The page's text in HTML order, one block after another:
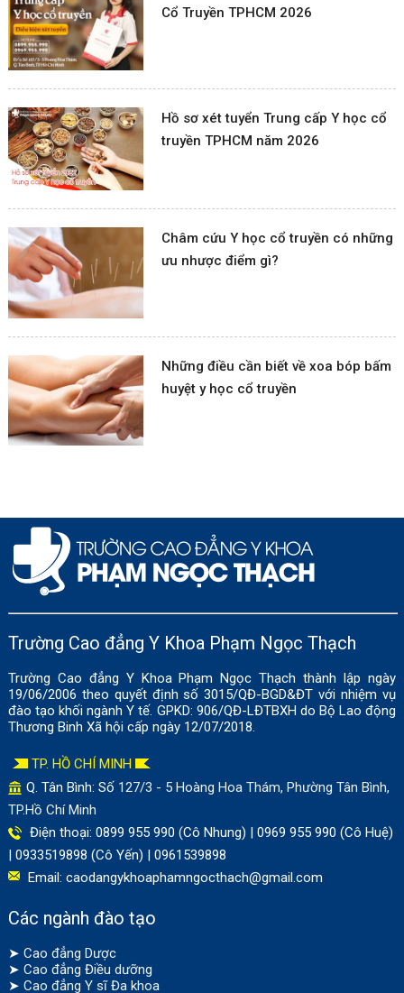
Cổ Truyền TPHCM 2026
Hồ sơ xét tuyển Trung cấp Y học cổ
truyền TPHCM năm 2026
Châm cứu Y học cổ truyền có những
ưu nhược điểm gì?
Những điều cần biết về xoa bóp bấm
huyệt y học cổ truyền
Trường Cao đẳng Y Khoa Phạm Ngọc Thạch
Trường Cao đẳng Y Khoa Phạm Ngọc Thạch thành lập ngày
19/06/2006 theo quyết định số 3015/QĐ-BGD&ĐT với nhiệm vụ
đào tạo khối ngành Y tế. GPKD: 906/QĐ-LĐTBXH do Bộ Lao động
Thương Binh Xã hội cấp ngày 12/07/2018.
TP. HỒ CHÍ MINH
Q. Tân Bình: Số 127/3 - 5 Hoàng Hoa Thám, Phường Tân Bình,
TP.Hồ Chí Minh
Điện thoại: 0899 955 990 (Cô Nhung) | 0969 955 990 (Cô Huệ)
| 0933519898 (Cô Yến) | 0961539898
Email: caodangykhoaphamngocthach@gmail.com
Các ngành đào tạo
➤ Cao đẳng Dược
➤ Cao đẳng Điều dưỡng
➤ Cao đẳng Y sĩ Đa khoa